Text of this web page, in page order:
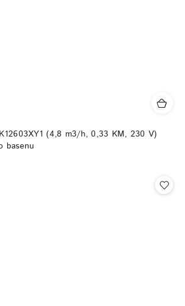
(4,8 m3/h, 0,33 KM, 230 V)
basenu